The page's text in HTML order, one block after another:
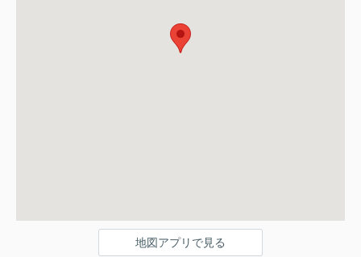
地図アプリで見る